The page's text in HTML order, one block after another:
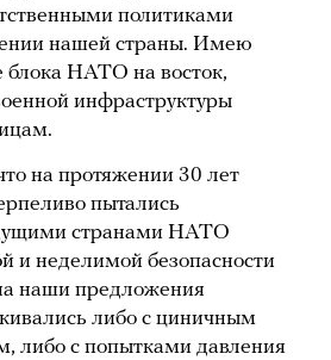
политиками
нашей страны. Имею
блока НАТО на восток,
инфраструктуры
на протяжении 30 лет
пытались
странами НАТО
и неделимой безопасности
наши предложения
либо с циничным
либо с попытками давления